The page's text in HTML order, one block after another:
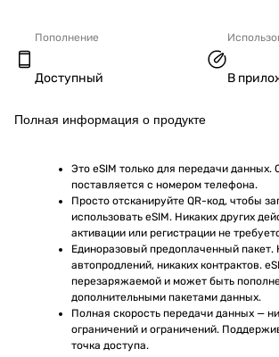
Пополнение
Доступный В
Полная информация о продукте
Это eSIM только для передачи данных.
поставляется с номером телефона.
Просто отсканируйте QR-код, чтобы
использовать eSIM. Никаких других
активации или регистрации не
Единоразовый предоплаченный пакет.
автопродлений, никаких контрактов.
перезаряжаемой и может быть
дополнительными пакетами данных.
Полная скорость передачи данных —
ограничений и ограничений.
точка доступа.